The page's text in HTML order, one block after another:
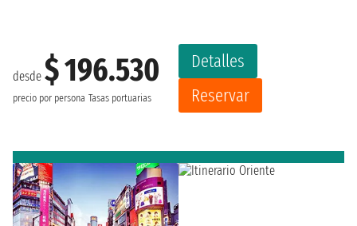
desde $ 196.530
precio por persona Tasas portuarias
Detalles
Reservar